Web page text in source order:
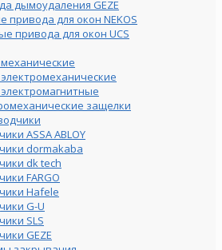
дымоудаления GEZE
привода для окон NEKOS
привода для окон UСS
защелки
ASSA ABLOY
dormakaba
dk tech
FARGO
Hafele
G-U
SLS
GEZE